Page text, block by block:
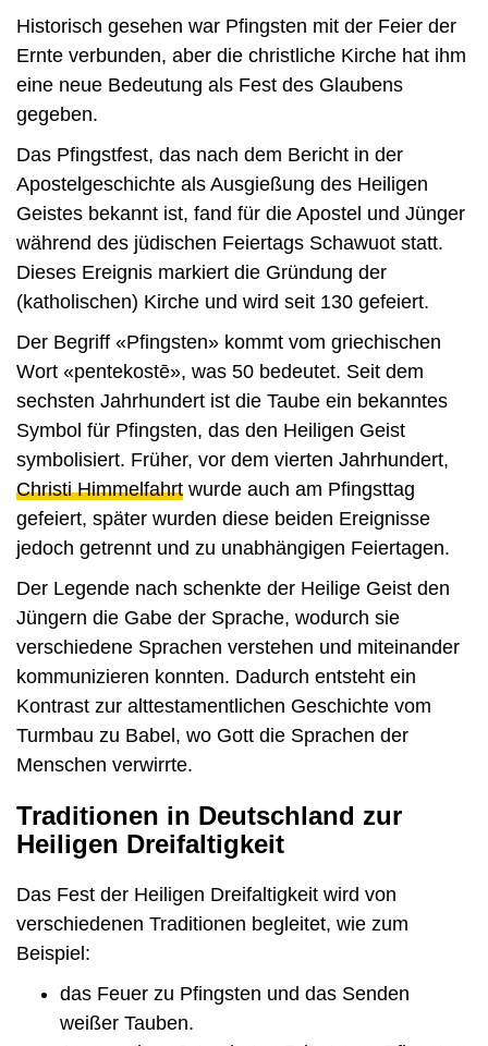
Historisch gesehen war Pfingsten mit der Feier der
Ernte verbunden, aber die christliche Kirche hat ihm
eine neue Bedeutung als Fest des Glaubens
gegeben.
Das Pfingstfest, das nach dem Bericht in der
Apostelgeschichte als Ausgießung des Heiligen
Geistes bekannt ist, fand für die Apostel und Jünger
während des jüdischen Feiertags Schawuot statt.
Dieses Ereignis markiert die Gründung der
(katholischen) Kirche und wird seit 130 gefeiert.
Der Begriff «Pfingsten» kommt vom griechischen
Wort «pentekostē», was 50 bedeutet. Seit dem
sechsten Jahrhundert ist die Taube ein bekanntes
Symbol für Pfingsten, das den Heiligen Geist
symbolisiert. Früher, vor dem vierten Jahrhundert,
Christi Himmelfahrt wurde auch am Pfingsttag
gefeiert, später wurden diese beiden Ereignisse
jedoch getrennt und zu unabhängigen Feiertagen.
Der Legende nach schenkte der Heilige Geist den
Jüngern die Gabe der Sprache, wodurch sie
verschiedene Sprachen verstehen und miteinander
kommunizieren konnten. Dadurch entsteht ein
Kontrast zur alttestamentlichen Geschichte vom
Turmbau zu Babel, wo Gott die Sprachen der
Menschen verwirrte.
Traditionen in Deutschland zur
Heiligen Dreifaltigkeit
Das Fest der Heiligen Dreifaltigkeit wird von
verschiedenen Traditionen begleitet, wie zum
Beispiel:
das Feuer zu Pfingsten und das Senden
weißer Tauben.